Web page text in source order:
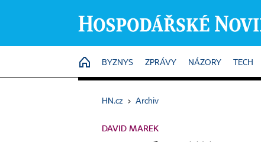
HOME
BYZNYS ZPRÁVY NÁZORY TECH
HN.cz › Archiv
DAVID MAREK